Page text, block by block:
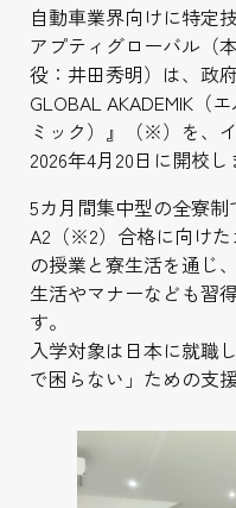
自動車業界向けに特定
アプティグローバル（
役：井田秀明）は、政
GLOBALAKADEMIK（
ミック）』（※）を、
2026年4月20日に開校し
5カ月間集中型の全寮
A2（※2）合格に向けた
の授業と寮生活を通じ
生活やマナーなども習
す。
入学対象は日本に就職
で困らない」ための支